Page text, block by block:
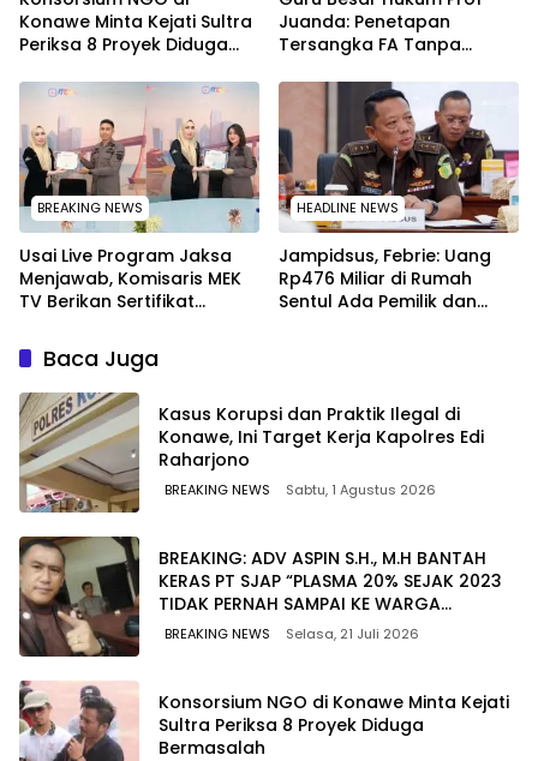
Konawe Minta Kejati Sultra
Periksa 8 Proyek Diduga
Juanda: Penetapan
Tersangka FA Tanpa
Tersangka Tetap Sah
Secara Hukum
BREAKING NEWS
Usai Live Program Jaksa
Menjawab, Komisaris MEK
TV Berikan Sertifikat
Kejari Muna
HEADLINE NEWS
Jampidsus, Febrie: Uang
Rp476 Miliar di Rumah
Sentul Ada Pemilik dan
Baca Juga
Kasus Korupsi dan Praktik Ilegal di
Konawe, Ini Target Kerja Kapolres Edi
Raharjono
BREAKING NEWS Sabtu, 1 Agustus 2026
BREAKING: ADV ASPIN S.H., M.H BANTAH
KERAS PT SJAP “PLASMA 20% SEJAK 2023
TIDAK PERNAH SAMPAI KE WARGA
WAWOONE!
BREAKING NEWS Selasa, 21 Juli 2026
Konsorsium NGO di Konawe Minta Kejati
Sultra Periksa 8 Proyek Diduga
Bermasalah ‎